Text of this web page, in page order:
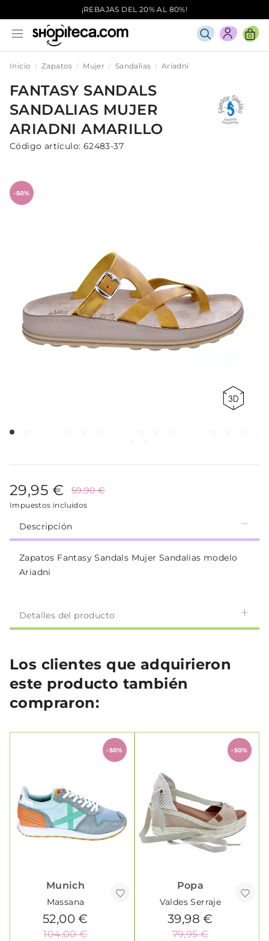
¡REBAJAS DEL 20% AL 80%!
0
Inicio Zapatos Mujer Sandalias Ariadni
FANTASY SANDALS
SANDALIAS MUJER
ARIADNIAMARILLO
Código artículo: 62483-37
-50%
29,95 € 59,90 €
Impuestos incluidos
Descripción
Zapatos Fantasy Sandals Mujer Sandalias modelo
Ariadni
Detalles del producto
Los clientes que adquirieron
este producto también
compraron:
-50%
Munich
Massana
52,00 €
104,00 €
-50%
Popa
Valdes Serraje
39,98 €
79,95 €